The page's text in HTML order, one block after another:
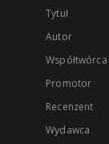
Tytuł
Autor
Współtwórca
Promotor
Recenzent
Wydawca